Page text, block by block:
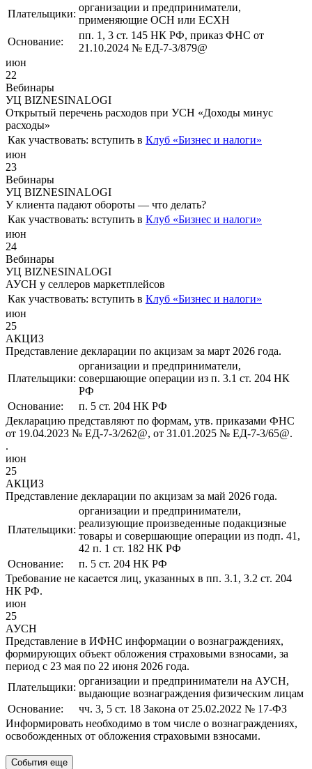
Плательщики:
организации и предприниматели,
применяющие ОСН или ЕСХН
Основание:
пп. 1, 3 ст. 145 НК РФ, приказ ФНС от
21.10.2024 № ЕД-7-3/879@
июн
22
Вебинары
УЦ BIZNESINALOGI
Открытый перечень расходов при УСН «Доходы минус
расходы»
Как участвовать: вступить в Клуб «Бизнес и налоги»
июн
23
Вебинары
УЦ BIZNESINALOGI
У клиента падают обороты — что делать?
Как участвовать: вступить в Клуб «Бизнес и налоги»
июн
24
Вебинары
УЦ BIZNESINALOGI
АУСН у селлеров маркетплейсов
Как участвовать: вступить в Клуб «Бизнес и налоги»
июн
25
АКЦИЗ
Представление декларации по акцизам за март 2026 года.
Плательщики:
организации и предприниматели,
совершающие операции из п. 3.1 ст. 204 НК
РФ
Основание:
п. 5 ст. 204 НК РФ
Декларацию представляют по формам, утв. приказами ФНС
от 19.04.2023 № ЕД-7-3/262@, от 31.01.2025 № ЕД-7-3/65@.
.
июн
25
АКЦИЗ
Представление декларации по акцизам за май 2026 года.
Плательщики:
организации и предприниматели,
реализующие произведенные подакцизные
товары и совершающие операции из подп. 41,
42 п. 1 ст. 182 НК РФ
Основание:
п. 5 ст. 204 НК РФ
Требование не касается лиц, указанных в пп. 3.1, 3.2 ст. 204
НК РФ.
июн
25
АУСН
Представление в ИФНС информации о вознаграждениях,
формирующих объект обложения страховыми взносами, за
период с 23 мая по 22 июня 2026 года.
Плательщики:
организации и предприниматели на АУСН,
выдающие вознаграждения физическим лицам
Основание:
чч. 3, 5 ст. 18 Закона от 25.02.2022 № 17-ФЗ
Информировать необходимо в том числе о вознаграждениях,
освобожденных от обложения страховыми взносами.
События еще